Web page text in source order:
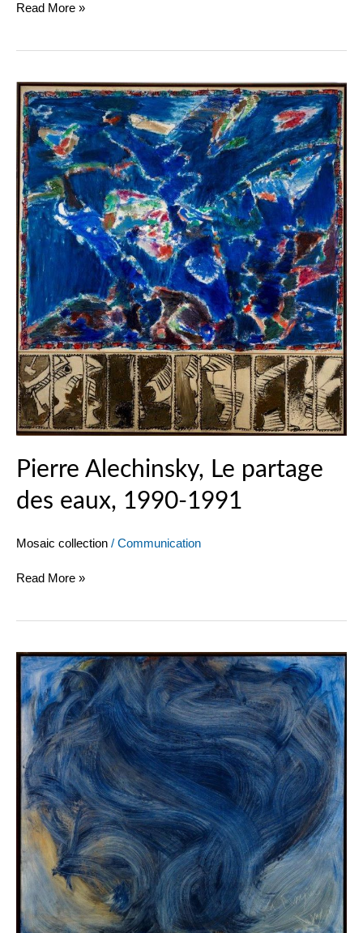
Read More »
Pierre Alechinsky, Le partage
des eaux, 1990-1991
Mosaic collection / Communication
Pierre
Alechinsky,
Le
partage
des
eaux,
1990-
1991
Read More »
Jean
Messagier,
La
Messagière,
1969